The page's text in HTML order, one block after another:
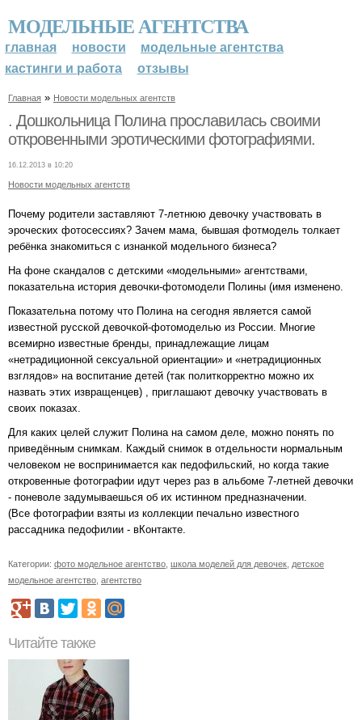
МОДЕЛЬНЫЕ АГЕНТСТВА
главная новости
модельные агентства
кастинги и работа
отзывы
Главная » Новости модельных агентств
. Дошкольница Полина прославилась своими
откровенными эротическими фотографиями.
16.12.2013 в 10:20
Новости модельных агентств
Почему родители заставляют 7-летнюю девочку участвовать в
эроческих фотосессиях? Зачем мама, бывшая фотмодель толкает
ребёнка знакомиться с изнанкой модельного бизнеса?
На фоне скандалов с детскими «модельными» агентствами,
показательна история девочки-фотомодели Полины (имя изменено.
Показательна потому что Полина на сегодня является самой
известной русской девочкой-фотомоделью из России. Многие
всемирно известные бренды, принадлежащие лицам
«нетрадиционной сексуальной ориентации» и «нетрадиционных
взглядов» на воспитание детей (так политкорректно можно их
назвать этих извращенцев) , приглашают девочку участвовать в
своих показах.
Для каких целей служит Полина на самом деле, можно понять по
приведённым снимкам. Каждый снимок в отдельности нормальным
человеком не воспринимается как педофильский, но когда такие
откровенные фотографии идут через раз в альбоме 7-летней девочки
- поневоле задумываешься об их истинном предназначении.
(Все фотографии взяты из коллекции печально известного
рассадника педофилии - вКонтакте.
Категории: фото модельное агентство школа моделей для девочек детское
модельное агентство агентство
Читайте также